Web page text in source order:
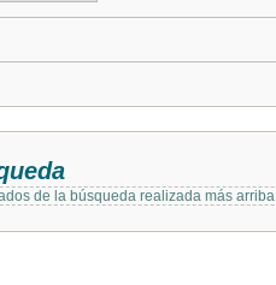
de la búsqueda realizada más arriba